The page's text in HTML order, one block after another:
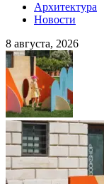
Архитектура
Новости
8 августа, 2026